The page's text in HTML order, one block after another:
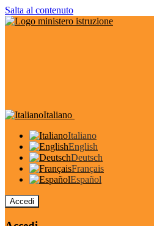
Salta al contenuto
Italiano
Italiano
English
Deutsch
Français
Español
Accedi